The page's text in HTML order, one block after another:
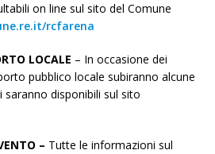
on line sul sito del Comune
rcfarena
LOCALE – In occasione dei
pubblico locale subiranno alcune
disponibili sul sito
– Tutte le informazioni sul